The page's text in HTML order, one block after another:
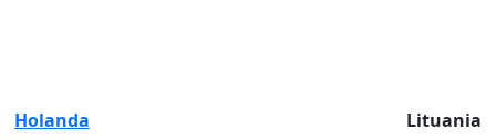
Holanda Lituania